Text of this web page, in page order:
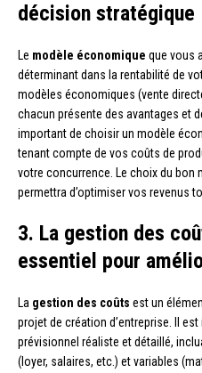
décision stratégique
Le modèle économique que vous
déterminant dans la rentabilité de
modèles économiques (vente
chacun présente des avantages et
important de choisir un modèle
tenant compte de vos coûts de
votre concurrence. Le choix du bon
permettra d’optimiser vos revenus
3. La gestion des
essentiel pour
La gestion des coûts est un
projet de création d’entreprise. Il
prévisionnel réaliste et détaillé,
(loyer, salaires, etc.) et variables